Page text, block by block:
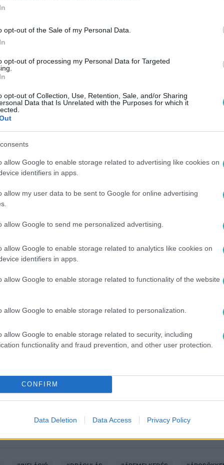
opt-out of the Sale of my Personal Data.
opt-out of processing my Personal Data for Targeted
opt-out of Collection, Use, Retention, Sale, and/or Sharing
Data that Is Unrelated with the Purposes for which it
allow Google to enable storage related to advertising like cookies on
identifiers in apps.
allow my user data to be sent to Google for online advertising
allow Google to send me personalized advertising.
allow Google to enable storage related to analytics like cookies on
identifiers in apps.
allow Google to enable storage related to functionality of the website
allow Google to enable storage related to personalization.
allow Google to enable storage related to security, including
functionality and fraud prevention, and other user protection.
CONFIRM
Data Deletion Data Access Privacy Policy
legyen a Google-találatokban!